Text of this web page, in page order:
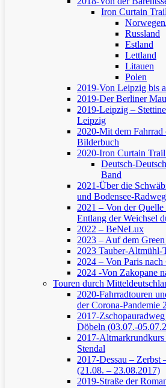
Iron Curtain
Russland
Estland
Lettland
Litauen
Polen
2019-Von Leipzig bis
2019-Der Berliner
2019-Leipzig –
Leipzig
2020-Mit dem
Bilderbuch
2020-Iron Curtain
Deutsch-
Band
2021-Über die
und Bodensee-Radweg
2021 – Von der
Entlang der Weichsel
2022 – BeNeLux
2023 – Auf dem
2023 Tauber-Altmühl-
2024 – Von Paris nach
2024 -Von Zakopane
Touren durch
2020-Fahrradtouren
der Corona-Pandemie
2017-
Döbeln (03.07.-
2017-
Stendal
2017-Dessau – Zerbst
(21.08. – 23.08.2017)
2019-Straße der